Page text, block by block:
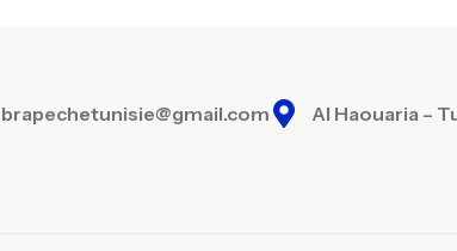
Al Haouaria –